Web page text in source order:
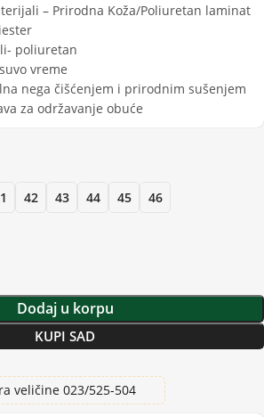
– Prirodna Koža/Poliuretan laminat
poliuretan
vreme
nega čišćenjem i prirodnim sušenjem
za održavanje obuće
42 43 44 45 46
Dodaj u korpu
KUPI SAD
veličine 023/525-504